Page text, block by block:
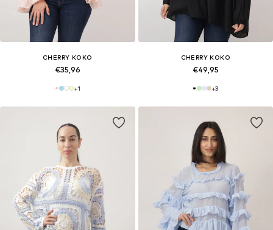
CHERRY KOKO
€35,96
+1
CHERRY KOKO
€49,95
+3